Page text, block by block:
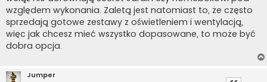
względem wykonania. Zaletą jest natomiast to, że często
sprzedają gotowe zestawy z oświetleniem i wentylacją,
więc jak chcesz mieć wszystko dopasowane, to może być
dobra opcja.
Jumper